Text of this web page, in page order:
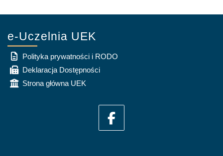
e-Uczelnia UEK
Polityka prywatności i RODO
Deklaracja Dostępności
Strona główna UEK